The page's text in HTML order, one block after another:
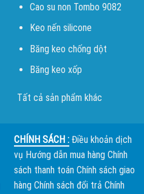
Cao su non Tombo 9082
Keo nến silicone
Băng keo chống dột
Băng keo xốp
Tất cả sản phẩm khác
CHÍNH SÁCH : Điều khoản dịch
vụ Hướng dẫn mua hàng Chính
sách thanh toán Chính sách giao
hàng Chính sách đổi trả Chính